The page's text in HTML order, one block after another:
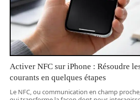
Activer NFC sur iPhone : Résoudre
courants en quelques étapes
Le NFC, ou communication en champ